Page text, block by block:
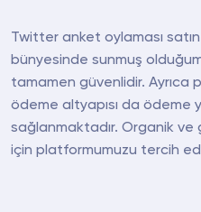
Twitter anket oylaması
bünyesinde sunmuş
tamamen güvenlidir. Ayrıca
ödeme altyapısı da ödeme
sağlanmaktadır. Organik ve
için platformumuzu tercih